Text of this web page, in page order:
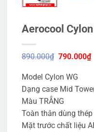
Aerocool
890.000₫ Giá
890.000₫.
790.000₫
Model Cylon WG
Dạng case Mid
Màu TRẮNG
Toàn thân dùng thép
Mặt trước chất liệu